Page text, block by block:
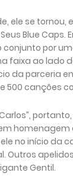
ele se tornou,
Blue Caps.
por
faixa ao lado
da parceria
500 canções
homenagem
no início da
Outros
Gentil.